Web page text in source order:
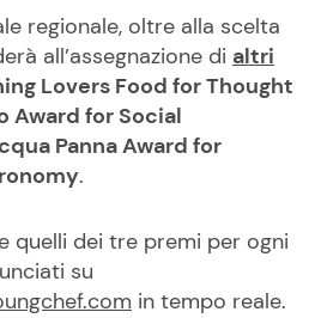
regionale, oltre alla scelta
all’assegnazione di altri
Lovers Food for Thought
Award for Social
Panna Award for
.
quelli dei tre premi per ogni
su
in tempo reale.